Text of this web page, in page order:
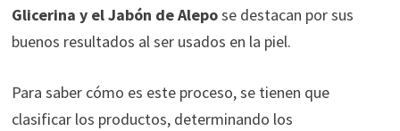
Glicerina y el Jabón de Alepose destacan por sus
buenos resultados al ser usados en la piel.
Para saber cómo es este proceso, se tienen que
clasificar los productos, determinando los